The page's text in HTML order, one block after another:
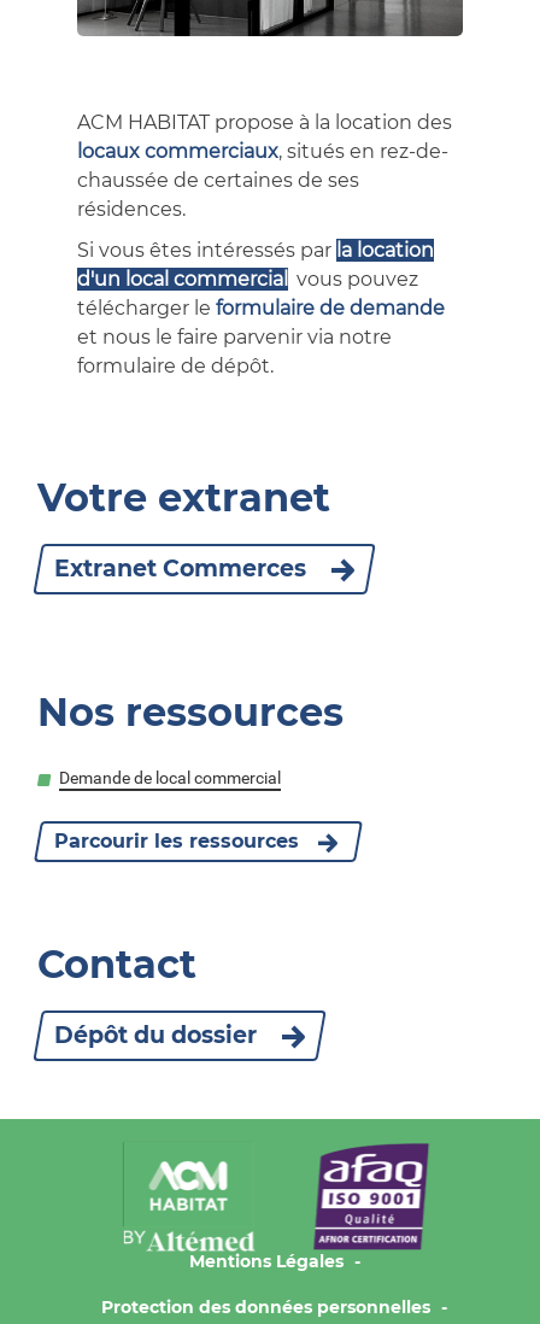
ACM HABITAT propose à la location des
locaux commerciaux, situés en rez-de-
chaussée de certaines de ses
résidences.
Si vous êtes intéressés par la location
d'un local commercial vous pouvez
télécharger le formulaire de demande
et nous le faire parvenir via notre
formulaire de dépôt.
Votre extranet
Extranet Commerces
Nos ressources
Demande de local commercial
Parcourir les ressources
Contact
Dépôt du dossier
Mentions Légales
Protection des données personnelles